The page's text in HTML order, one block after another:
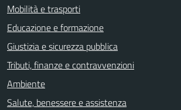
Mobilità e trasporti
Educazione e formazione
Giustizia e sicurezza pubblica
Tributi, finanze e contravvenzioni
Ambiente
Salute, benessere e assistenza